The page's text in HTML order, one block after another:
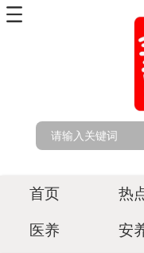
首页 热
医养 安